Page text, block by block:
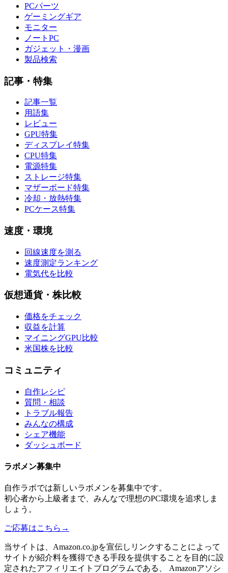
PCパーツ
ゲーミングギア
モニター
ノートPC
ガジェット・漫画
製品検索
記事・特集
記事一覧
用語集
レビュー
GPU特集
ディスプレイ特集
CPU特集
電源特集
ストレージ特集
マザーボード特集
冷却・放熱特集
PCケース特集
速度・環境
回線速度を測る
速度測定ランキング
電気代を比較
仮想通貨・株比較
価格をチェック
収益を計算
マイニングGPU比較
米国株を比較
コミュニティ
自作レシピ
質問・相談
トラブル報告
みんなの構成
シェア機能
ダッシュボード
ラボメン募集中
自作ラボでは新しいラボメンを募集中です。
初心者から上級者まで、みんなで理想のPC環境を追求しま
しょう。
ご応募はこちら →
当サイトは、Amazon.co.jpを宣伝しリンクすることによって
サイトが紹介料を獲得できる手段を提供することを目的に設
定されたアフィリエイトプログラムである、 Amazonアソシ